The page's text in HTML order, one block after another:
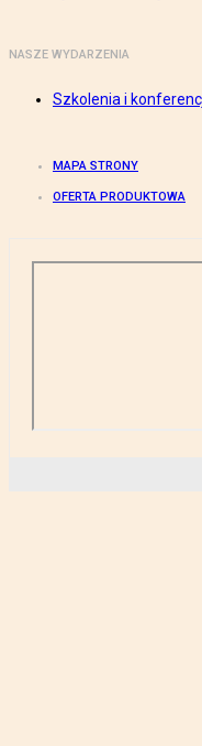
NASZE WYDARZENIA
Szkolenia i
MAPA STRONY
OFERTA PRODUKTOWA